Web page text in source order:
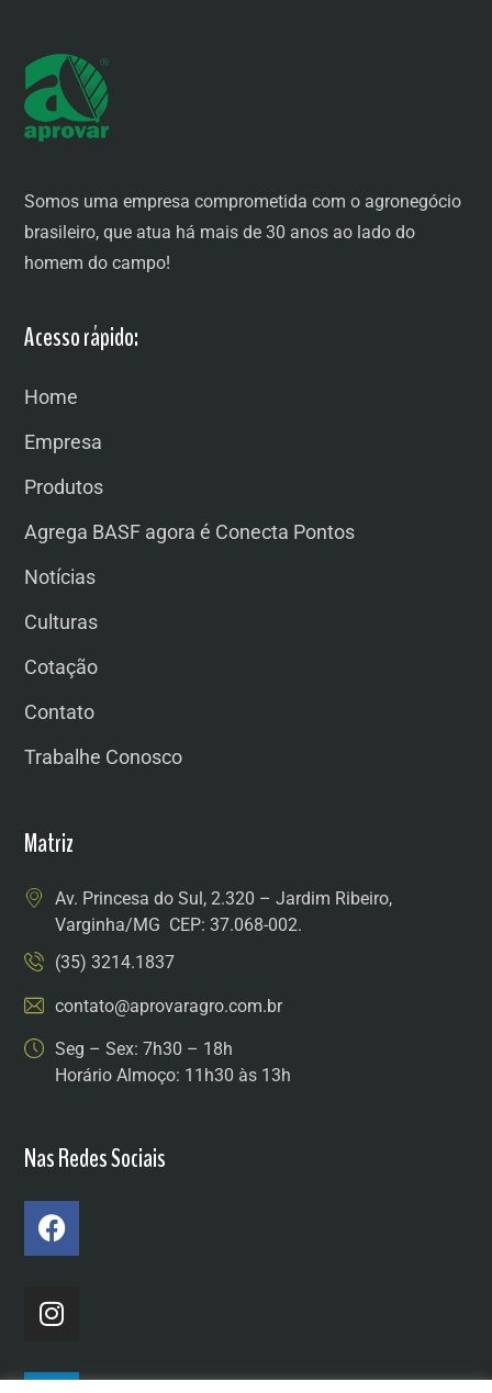
Somos uma empresa comprometida com o agronegócio
brasileiro, que atua há mais de 30 anos ao lado do
homem do campo!
Acesso rápido:
Home
Empresa
Produtos
Agrega BASF agora é Conecta Pontos
Notícias
Culturas
Cotação
Contato
Trabalhe Conosco
Matriz
Av. Princesa do Sul, 2.320 – Jardim Ribeiro,
Varginha/MG CEP: 37.068-002.
(35) 3214.1837
contato@aprovaragro.com.br
Seg – Sex: 7h30 – 18h
Horário Almoço: 11h30 às 13h
Nas Redes Sociais